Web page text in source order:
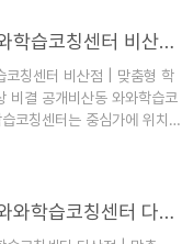
고, 이에 맞는 ..
도하며 성장을 지원하는 학
해 나아갈 수 있도록 최적의
시스템을 갖추고 있습니다.두
수업 방식 및 특징두정동 와
들의 학습 효과를 극대화하
맞는 맞춤..
안양 비산동 와와학습코칭센터 비산점 | 맞춤형 학습코칭으로 성적 향상 비결 공개
코칭센터 비산점 | 맞춤형 학
비결 공개비산동 와와학습코
코칭센터는 중심가에 위치해
수 있는 편리한 학습 공간입
도하며 성장을 지원하는 학남양주 다산동 와와학습코칭센터 다산점 | 맞춤형 학습코칭으로 성적 향상 비결 공개